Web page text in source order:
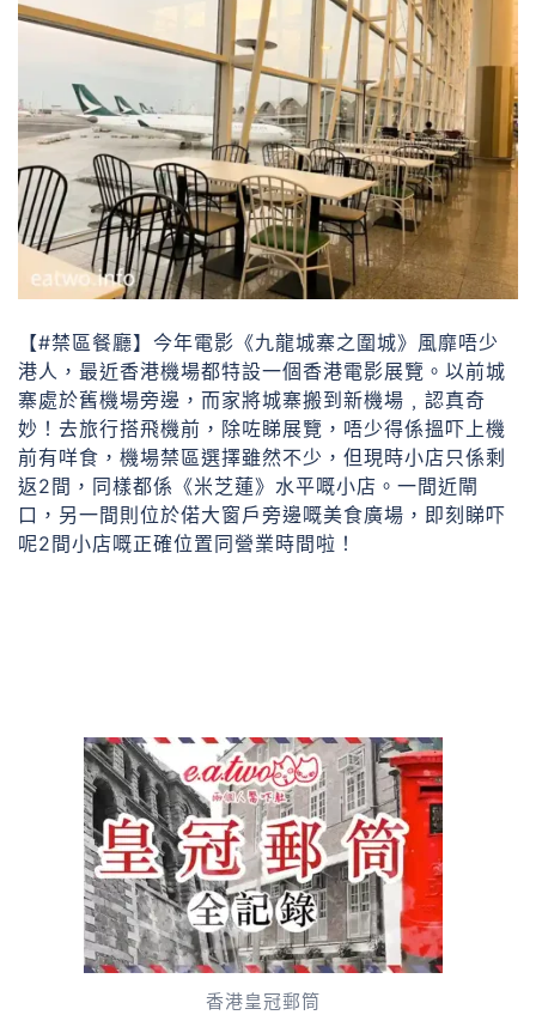
【#禁區餐廳】今年電影《九龍城寨之圍城》風靡唔少
港人，最近香港機場都特設一個香港電影展覽。以前城
寨處於舊機場旁邊，而家將城寨搬到新機場﹐認真奇
妙！去旅行搭飛機前，除咗睇展覽，唔少得係搵吓上機
前有咩食，機場禁區選擇雖然不少，但現時小店只係剩
返2間，同樣都係《米芝蓮》水平嘅小店。一間近閘
口，另一間則位於偌大窗戶旁邊嘅美食廣場，即刻睇吓
呢2間小店嘅正確位置同營業時間啦！
香港皇冠郵筒